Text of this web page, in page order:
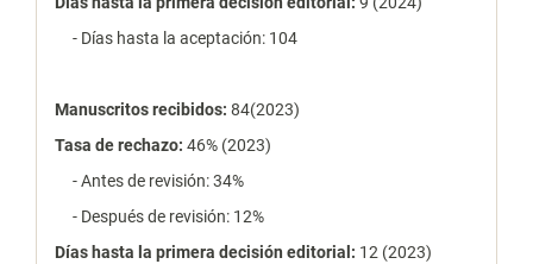
- Días hasta la aceptación: 104
Manuscritos recibidos: 84(2023)
Tasa de rechazo: 46% (2023)
- Antes de revisión: 34%
- Después de revisión: 12%
Días hasta la primera decisión editorial: 12 (2023)